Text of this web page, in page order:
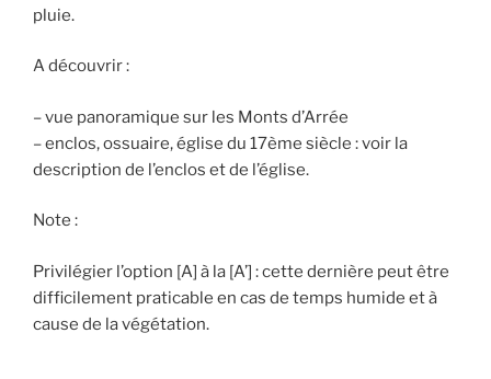
pluie.
A découvrir :
– vue panoramique sur les Monts d’Arrée
– enclos, ossuaire, église du 17ème siècle : voir la
description de l’enclos et de l’église.
Note :
Privilégier l’option [A] à la [A’] : cette dernière peut être
difficilement praticable en cas de temps humide et à
cause de la végétation.